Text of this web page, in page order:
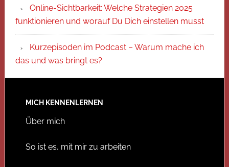
Online-Sichtbarkeit: Welche Strategien 2025
funktionieren und worauf Du Dich einstellen musst
Kurzepisoden im Podcast – Warum mache ich
das und was bringt es?
MICH KENNENLERNEN
Über mich
So ist es, mit mir zu arbeiten